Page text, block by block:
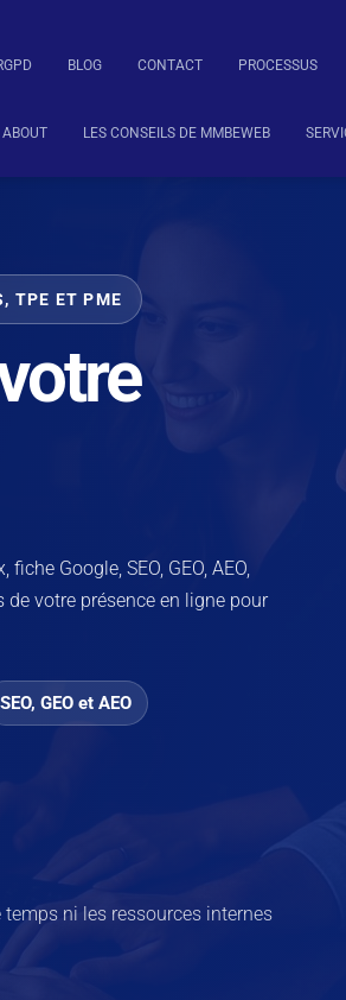
BLOG CONTACT PROCESSUS
ABOUT LES CONSEILS DE MMBEWEB
TPE ET PME
Google, SEO, GEO, AEO,
votre présence en ligne pour
SEO, GEO et AEO
ni les ressources internes